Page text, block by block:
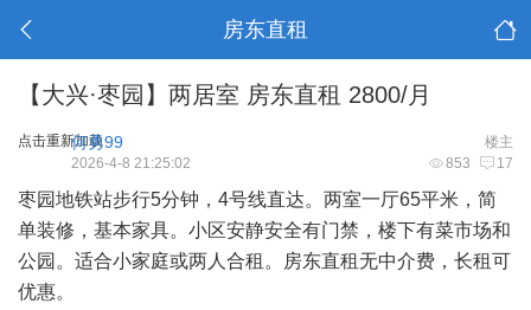
房东直租
【大兴·枣园】两居室 房东直租 2800/月
点击重新加载 楼主
何勇99
853 17
2026-4-8 21:25:02
枣园地铁站步行5分钟，4号线直达。两室一厅65平米，简
单装修，基本家具。小区安静安全有门禁，楼下有菜市场和
公园。适合小家庭或两人合租。房东直租无中介费，长租可
优惠。